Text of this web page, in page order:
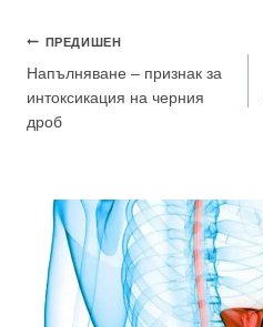
Навигация
ПРЕДИШЕН
Напълняване – признак за
интоксикация на черния
дроб